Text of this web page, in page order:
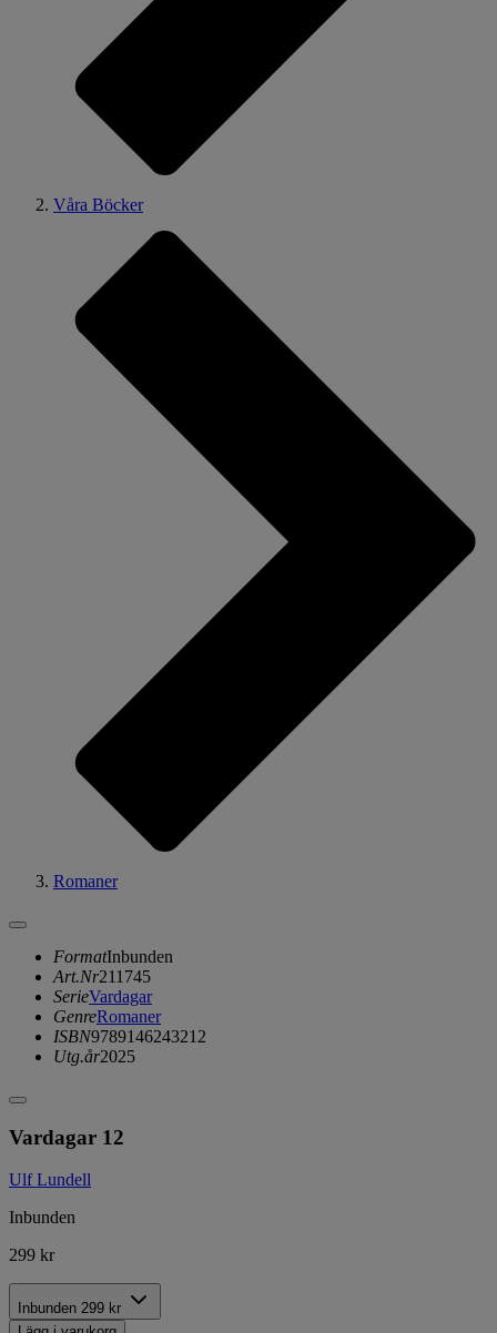
Våra Böcker
Romaner
FormatInbunden
Art.Nr211745
SerieVardagar
GenreRomaner
ISBN9789146243212
Utg.år2025
Vardagar 12
Ulf Lundell
Inbunden
299 kr
Inbunden 299 kr